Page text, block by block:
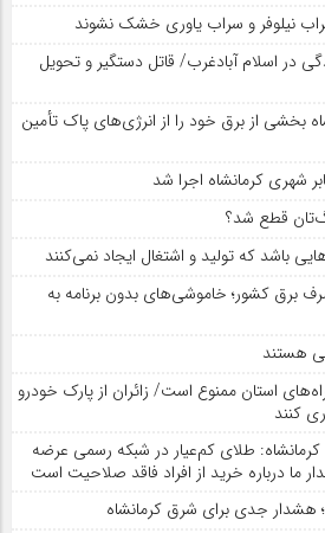
نیلوفر و سراب یاوری خشک نشوند
در اسلام آبادغرب/ قاتل دستگیر و تحویل
بخشی از برق خود را از انرژی‌های پاک تأمین
قطع شد؟
باشد که تولید و اشتغال ایجاد نمی‌کنند
مصرف برق کشور؛ خاموشی‌های بدون برنامه به
هستند
استان ممنوع است/ زائران از پارک خودرو
کنند
طلای کم‌عیار در شبکه رسمی عرضه
ما درباره خرید از افراد فاقد صلاحیت است
هشدار جدی برای شرق کرمانشاه